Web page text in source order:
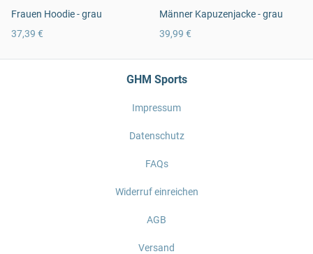
Frauen Hoodie - grau
37,39 €
Männer Kapuzenjacke - grau
39,99 €
GHM Sports
Impressum
Datenschutz
FAQs
Widerruf einreichen
AGB
Versand